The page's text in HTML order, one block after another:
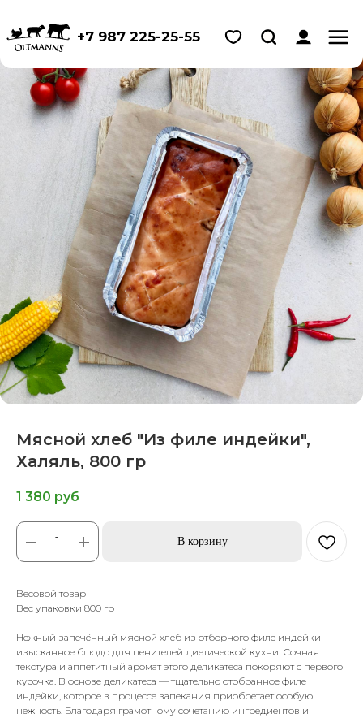
+7 987 225-25-55
Мясной хлеб "Из филе индейки",
Халяль, 800 гр
1 380 руб
В корзину
Весовой товар
Вес упаковки 800 гр
Нежный запечённый мясной хлеб из отборного филе индейки —
изысканное блюдо для ценителей диетической кухни. Сочная
текстура и аппетитный аромат этого деликатеса покоряют с первого
кусочка. В основе деликатеса — тщательно отобранное филе
индейки, которое в процессе запекания приобретает особую
нежность. Благодаря грамотному сочетанию ингредиентов и